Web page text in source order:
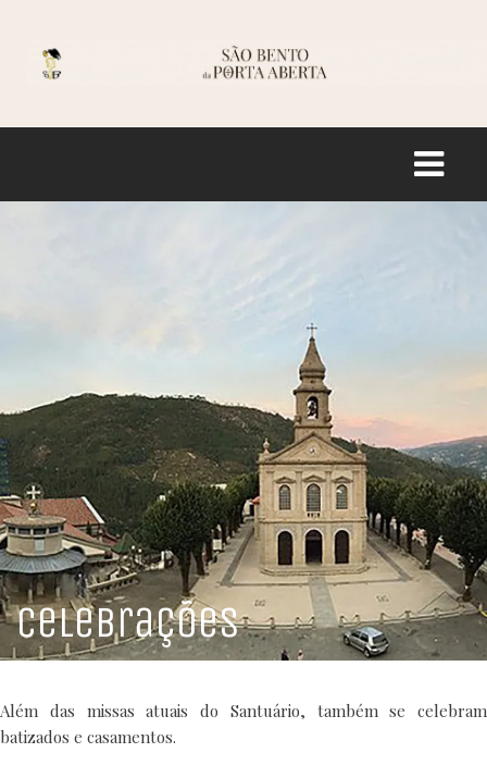
Logo
HISTÓRIA
SANTUÁRIO
INFORMAÇÃO
LOJA
HOTEL
RESTAURANTE
Celebrações
Além das missas atuais do Santuário, também se celebram
batizados e casamentos.